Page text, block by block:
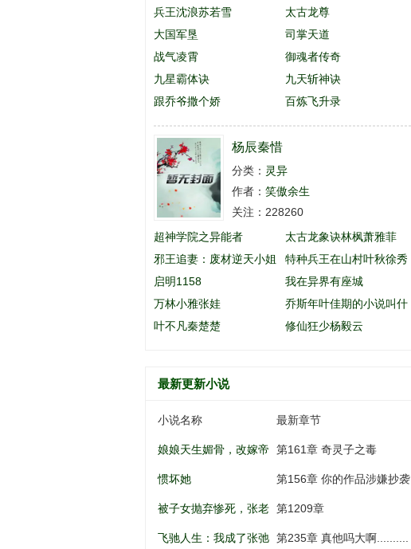
兵王沈浪苏若雪
太古龙尊
大国军垦
司掌天道
战气凌霄
御魂者传奇
九星霸体诀
九天斩神诀
跟乔爷撒个娇
百炼飞升录
杨辰秦惜
分类： 灵异
作者： 笑傲余生
关注：228260
超神学院之异能者
太古龙象诀林枫萧雅菲
邪王追妻：废材逆天小姐
特种兵王在山村叶秋徐秀
英
启明1158
我在异界有座城
万林小雅张娃
乔斯年叶佳期的小说叫什
么名字
叶不凡秦楚楚 修仙狂少杨毅云
最新更新小说
小说名称 最新章节
娘娘天生媚骨，改嫁帝
王一夜孕吐
第161章 奇灵子之毒
惯坏她 第156章 你的作品涉嫌抄袭
被子女抛弃惨死，张老
太重生八零
第1209章
飞驰人生：我成了张弛 第235章 真他吗大啊..........